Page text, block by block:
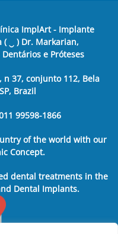
ImplArt - Implante
( ‿ ) Dr. Markarian,
e Próteses
n 37, conjunto 112, Bela
Brazil
99598-1866
of the world with our
Concept.
dental treatments in the
Dental Implants.